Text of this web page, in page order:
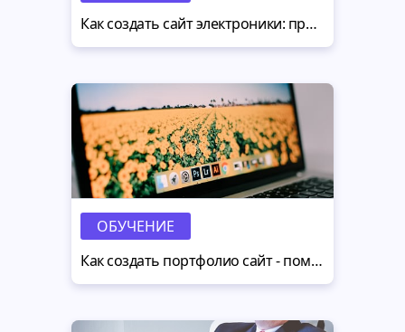
Как создать сайт электроники: преимущества нетерпеливости клиентов
ОБУЧЕНИЕ
Как создать портфолио сайт - помощь дизайнерам